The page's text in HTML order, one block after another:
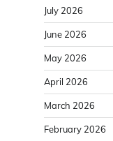
July 2026
June 2026
May 2026
April 2026
March 2026
February 2026